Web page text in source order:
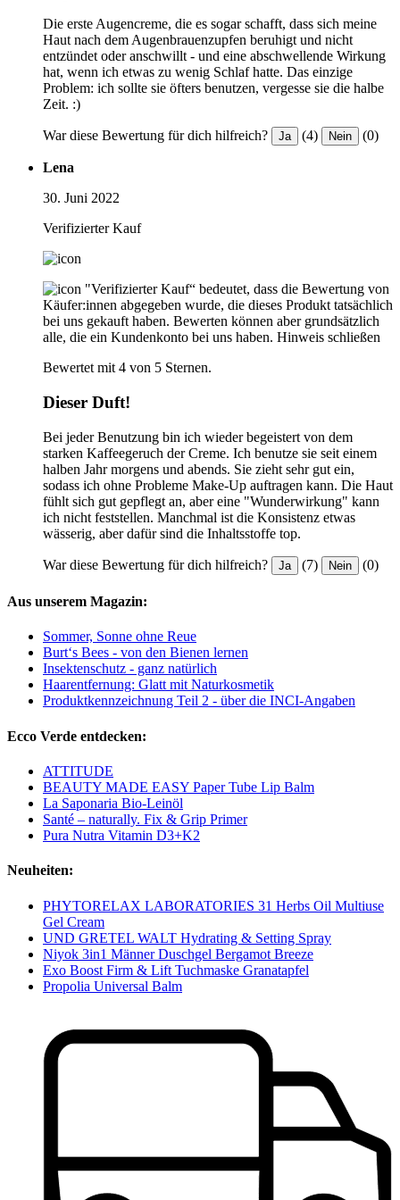
Die erste Augencreme, die es sogar schafft, dass sich meine
Haut nach dem Augenbrauenzupfen beruhigt und nicht
entzündet oder anschwillt - und eine abschwellende Wirkung
hat, wenn ich etwas zu wenig Schlaf hatte. Das einzige
Problem: ich sollte sie öfters benutzen, vergesse sie die halbe
Zeit. :)
War diese Bewertung für dich hilfreich? Ja (4) Nein (0)
Lena
30. Juni 2022
Verifizierter Kauf
"Verifizierter Kauf“ bedeutet, dass die Bewertung von
Käufer:innen abgegeben wurde, die dieses Produkt tatsächlich
bei uns gekauft haben. Bewerten können aber grundsätzlich
alle, die ein Kundenkonto bei uns haben. Hinweis schließen
Bewertet mit 4 von 5 Sternen.
Dieser Duft!
Bei jeder Benutzung bin ich wieder begeistert von dem
starken Kaffeegeruch der Creme. Ich benutze sie seit einem
halben Jahr morgens und abends. Sie zieht sehr gut ein,
sodass ich ohne Probleme Make-Up auftragen kann. Die Haut
fühlt sich gut gepflegt an, aber eine "Wunderwirkung" kann
ich nicht feststellen. Manchmal ist die Konsistenz etwas
wässerig, aber dafür sind die Inhaltsstoffe top.
War diese Bewertung für dich hilfreich? Ja (7) Nein (0)
Aus unserem Magazin:
Sommer, Sonne ohne Reue
Burt‘s Bees - von den Bienen lernen
Insektenschutz - ganz natürlich
Haarentfernung: Glatt mit Naturkosmetik
Produktkennzeichnung Teil 2 - über die INCI-Angaben
Ecco Verde entdecken:
ATTITUDE
BEAUTY MADE EASY Paper Tube Lip Balm
La Saponaria Bio-Leinöl
Santé – naturally. Fix & Grip Primer
Pura Nutra Vitamin D3+K2
Neuheiten:
PHYTORELAX LABORATORIES 31 Herbs Oil Multiuse
Gel Cream
UND GRETEL WALT Hydrating & Setting Spray
Niyok 3in1 Männer Duschgel Bergamot Breeze
Exo Boost Firm & Lift Tuchmaske Granatapfel
Propolia Universal Balm